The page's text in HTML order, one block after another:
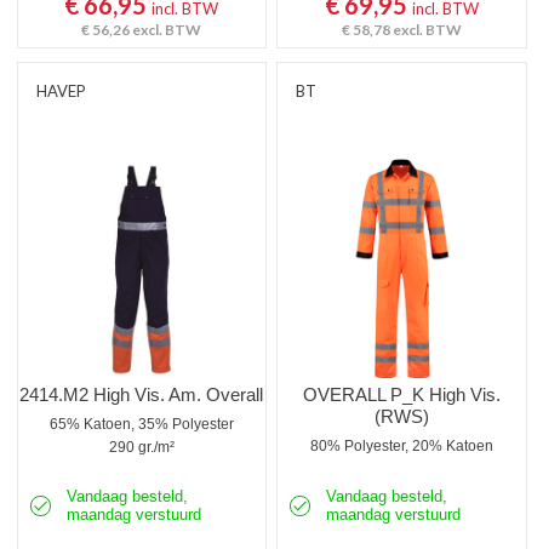
Regenoveralls incl. BTW
€ 56,26 excl. BTW
incl. BTW
€ 58,78 excl. BTW
HAVEP
2414.M2 High Vis. Am. Overall
65% Katoen, 35% Polyester
290 gr./m²
Vandaag besteld,
maandag verstuurd
BT
OVERALL P_K High Vis.
(RWS)
80% Polyester, 20% Katoen
Vandaag besteld,
maandag verstuurd